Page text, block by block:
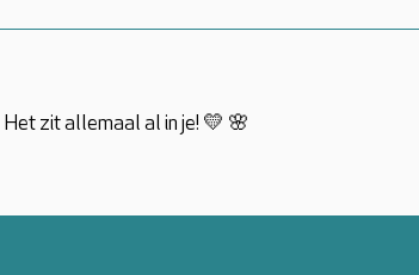
zit allemaal al in je! 💛 🌸